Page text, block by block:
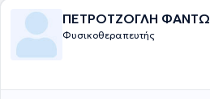
ΠΕΤΡΟΤΖΟΓΛΗ ΦΑΝΤΩ
Φυσικοθεραπευτής